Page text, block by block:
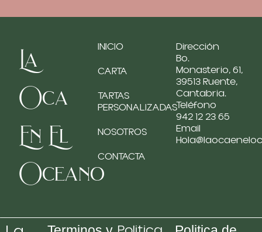
La
Oca
En El
Oceano
INICIO
CARTA
TARTAS
PERSONALIZADAS
NOSOTROS
CONTACTA
Dirección
Bo.
Monasterio, 61,
39513 Ruente,
Cantabria.
Teléfono
942 12 23 65
Email